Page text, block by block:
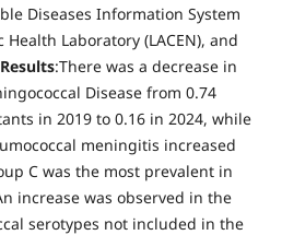
Diseases Information System
Laboratory (LACEN), and
Results:There was a decrease in
Disease from 0.74
in 2019 to 0.16 in 2024, while
meningitis increased
C was the most prevalent in
increase was observed in the
serotypes not included in the